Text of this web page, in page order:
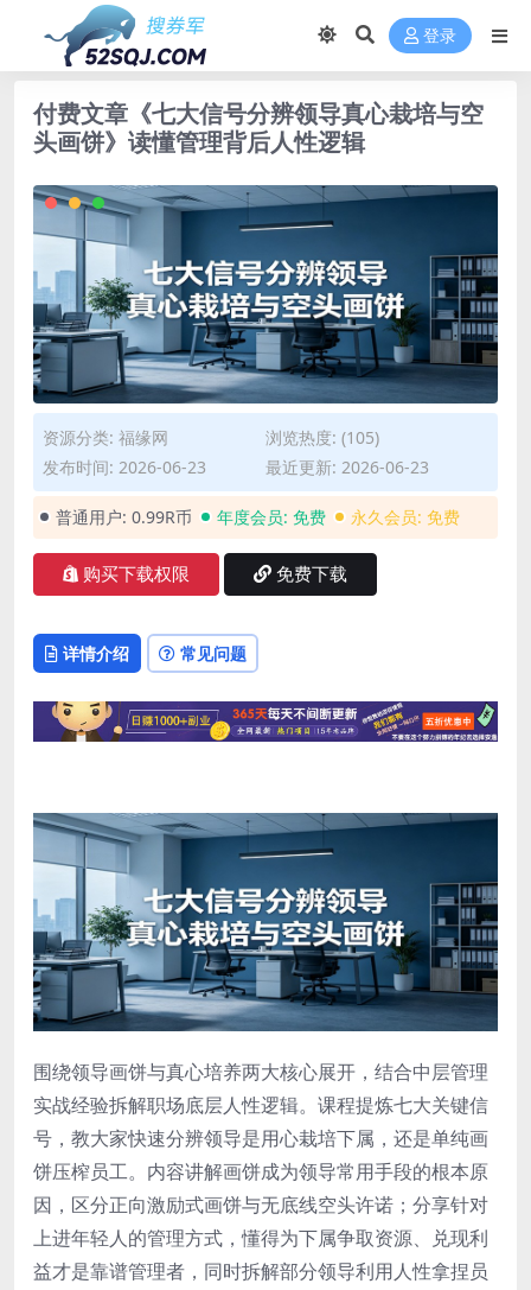
登录
付费文章《七大信号分辨领导真心栽培与空
头画饼》读懂管理背后人性逻辑
资源分类: 福缘网
浏览热度: (105)
发布时间: 2026-06-23
最近更新: 2026-06-23
普通用户: 0.99R币 年度会员: 免费 永久会员: 免费
购买下载权限 免费下载
详情介绍 常见问题
围绕领导画饼与真心培养两大核心展开，结合中层管理
实战经验拆解职场底层人性逻辑。课程提炼七大关键信
号，教大家快速分辨领导是用心栽培下属，还是单纯画
饼压榨员工。内容讲解画饼成为领导常用手段的根本原
因，区分正向激励式画饼与无底线空头许诺；分享针对
上进年轻人的管理方式，懂得为下属争取资源、兑现利
益才是靠谱管理者，同时拆解部分领导利用人性拿捏员